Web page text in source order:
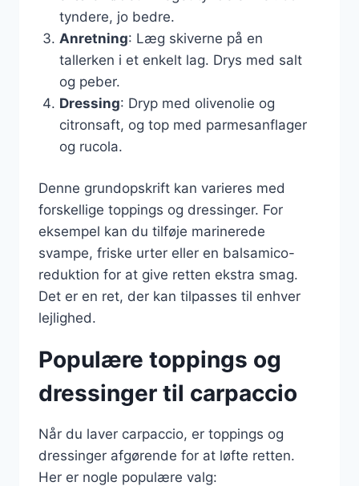
tyndere, jo bedre.
Anretning: Læg skiverne på en
tallerken i et enkelt lag. Drys med salt
og peber.
Dressing: Dryp med olivenolie og
citronsaft, og top med parmesanflager
og rucola.
Denne grundopskrift kan varieres med
forskellige toppings og dressinger. For
eksempel kan du tilføje marinerede
svampe, friske urter eller en balsamico-
reduktion for at give retten ekstra smag.
Det er en ret, der kan tilpasses til enhver
lejlighed.
Populære toppings og
dressinger til carpaccio
Når du laver carpaccio, er toppings og
dressinger afgørende for at løfte retten.
Her er nogle populære valg: